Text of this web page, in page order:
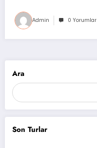
Admin 0 Yorumlar
Ara
Son Turlar